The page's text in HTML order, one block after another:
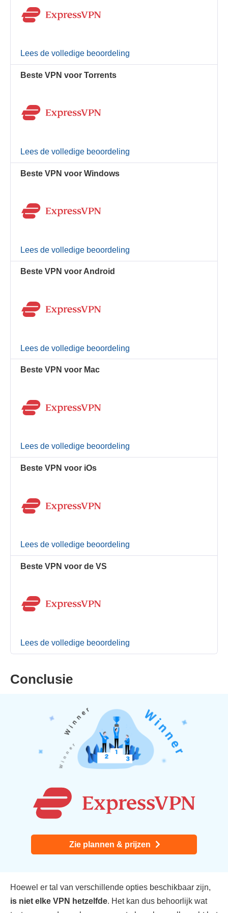
Lees de volledige beoordeling
Beste VPN voor Torrents
Lees de volledige beoordeling
Beste VPN voor Windows
Lees de volledige beoordeling
Beste VPN voor Android
Lees de volledige beoordeling
Beste VPN voor Mac
Lees de volledige beoordeling
Beste VPN voor iOs
Lees de volledige beoordeling
Beste VPN voor de VS
Lees de volledige beoordeling
Conclusie
Zie plannen & prijzen
Hoewel er tal van verschillende opties beschikbaar zijn,
is niet elke VPN hetzelfde. Het kan dus behoorlijk wat